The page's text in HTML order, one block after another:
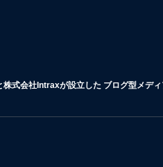
株式会社Intraxが設立した ブログ型メデ